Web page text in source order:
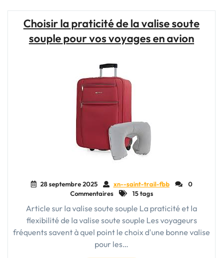
35
x
Compagnon
Idéal"
Choisir la praticité de la valise soute
souple pour vos voyages en avion
28 septembre 2025 xn--saint-trail-fbb
0
Commentaires
15 tags
Article sur la valise soute souple La praticité et la
flexibilité de la valise soute souple Les voyageurs
fréquents savent à quel point le choix d'une bonne valise
pour les…